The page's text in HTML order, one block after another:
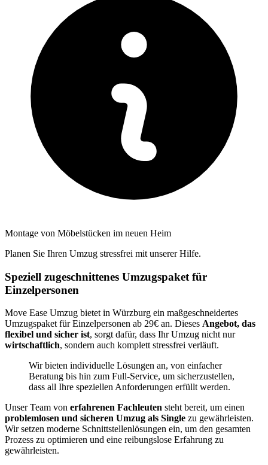
Montage von Möbelstücken im neuen Heim
Planen Sie Ihren Umzug stressfrei mit unserer Hilfe.
Speziell zugeschnittenes Umzugspaket für
Einzelpersonen
Move Ease Umzug bietet in Würzburg ein maßgeschneidertes
Umzugspaket für Einzelpersonen ab 29€ an. Dieses Angebot, das
flexibel und sicher ist, sorgt dafür, dass Ihr Umzug nicht nur
wirtschaftlich, sondern auch komplett stressfrei verläuft.
Wir bieten individuelle Lösungen an, von einfacher
Beratung bis hin zum Full-Service, um sicherzustellen,
dass all Ihre speziellen Anforderungen erfüllt werden.
Unser Team von erfahrenen Fachleuten steht bereit, um einen
problemlosen und sicheren Umzug als Single zu gewährleisten.
Wir setzen moderne Schnittstellenlösungen ein, um den gesamten
Prozess zu optimieren und eine reibungslose Erfahrung zu
gewährleisten.